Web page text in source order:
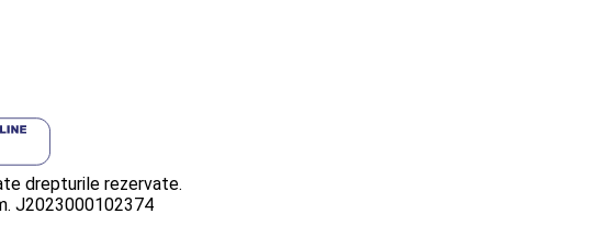
drepturile rezervate.
J2023000102374